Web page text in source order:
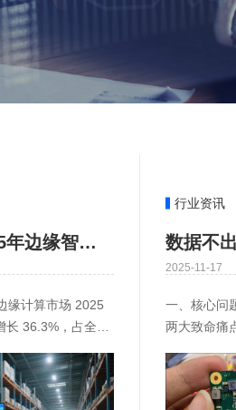
1200亿市场爆发！2025年边缘智能盒子优质品牌盘点：万物纵横、海康威视领衔
缘计算市场 2025
36.3%，占全球
行业资讯
2025-11-17
一、核心问
两大致命痛
泄露、存储